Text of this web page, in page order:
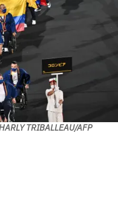
TRIBALLEAU/AFP